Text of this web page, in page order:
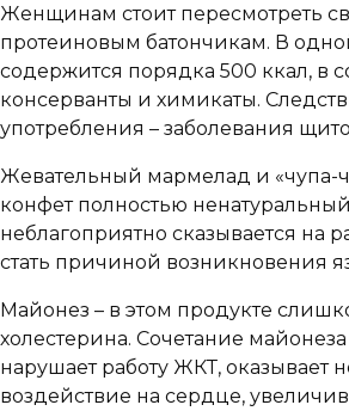
Женщинам стоит пересмотреть
протеиновым батончикам. В
содержится порядка 500 ккал, в
консерванты и химикаты.
употребления – заболевания
Жевательный мармелад и «чупа-
конфет полностью ненатуральный
неблагоприятно сказывается на
стать причиной возникновения
Майонез – в этом продукте
холестерина. Сочетание
нарушает работу ЖКТ, оказывает
воздействие на сердце,